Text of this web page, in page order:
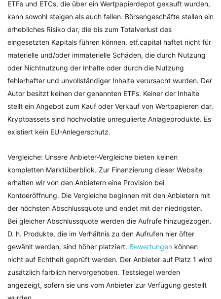
ETFs und ETCs, die über ein Wertpapierdepot gekauft wurden,
kann sowohl steigen als auch fallen. Börsengeschäfte stellen ein
erhebliches Risiko dar, die bis zum Totalverlust des
eingesetzten Kapitals führen können. etf.capital haftet nicht für
materielle und/oder immaterielle Schäden, die durch Nutzung
oder Nichtnutzung der Inhalte oder durch die Nutzung
fehlerhafter und unvollständiger Inhalte verursacht wurden. Der
Autor besitzt keinen der genannten ETFs. Keiner der Inhalte
stellt ein Angebot zum Kauf oder Verkauf von Wertpapieren dar.
Kryptoassets sind hochvolatile unregulierte Anlageprodukte. Es
existiert kein EU-Anlegerschutz.
Vergleiche: Unsere Anbieter-Vergleiche bieten keinen
kompletten Marktüberblick. Zur Finanzierung dieser Website
erhalten wir von den Anbietern eine Provision bei
Kontoeröffnung. Die Vergleiche beginnen mit den Anbietern mit
der höchsten Abschlussquote und endet mit der niedrigsten.
Bei gleicher Abschlussquote werden die Aufrufe hinzugezogen.
D. h. Produkte, die im Verhältnis zu den Aufrufen hier öfter
gewählt werden, sind höher platziert. Bewertungen können
nicht auf Echtheit geprüft werden. Der Anbieter auf Platz 1 wird
zusätzlich farblich hervorgehoben. Testsiegel werden
angezeigt, sofern sie uns vom Anbieter zur Verfügung gestellt